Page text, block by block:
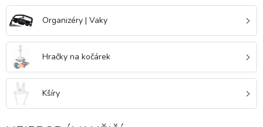
Organizéry | Vaky
Hračky na kočárek
Kšíry